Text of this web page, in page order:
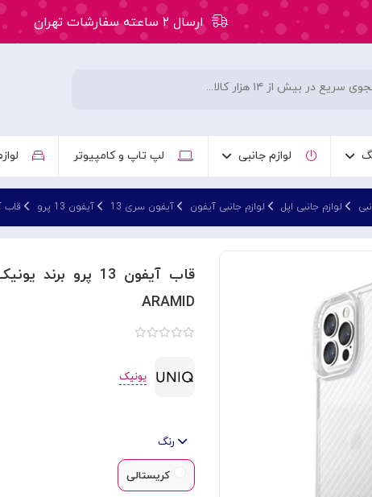
ارسال ۲ ساعته سفارشات تهران
لوازم جانبی لپ تاپ و کامپیوتر
لوازم جانبی اپل لوازم جانبی آیفون آیفون سری 13 آیفون 13 پرو قاب
ARAMID
یونیک
رنگ
کریستالی